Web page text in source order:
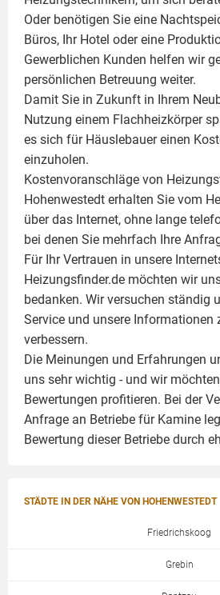
Oder benötigen Sie eine
Büros, Ihr Hotel oder eine
Gewerblichen Kunden helfen wir
persönlichen Betreuung weiter.
Damit Sie in Zukunft in Ihrem
Nutzung einem Flachheizkörper
es sich für Häuslebauer einen
einzuholen.
Kostenvoranschläge von
Hohenwestedt erhalten Sie vom
über das Internet, ohne lange
bei denen Sie mehrfach Ihre
Für Ihr Vertrauen in unsere
Heizungsfinder.de möchten wir
bedanken. Wir versuchen ständig
Service und unsere Informationen
verbessern.
Die Meinungen und Erfahrungen
uns sehr wichtig - und wir
Bewertungen profitieren. Bei der
Anfrage an Betriebe für Kamine
Bewertung dieser Betriebe durch
STÄDTE IN DER NÄHE VON HOHENWESTEDT
Friedrichskoog
Grebin